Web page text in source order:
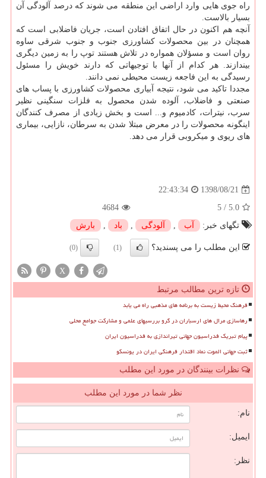
راه جوی هایی وارد اراضی این منطقه می شوند كه درصد آلودگی آن
بسیار بالاست.
آنچه هم اكنون در حال اتفاق افتادن است، جریان فاضلابی است كه
همچنان در بین محصولات كشاورزی جنوب و جنوب شرقی ساوه
روان است و مسؤلان همواره در تلاش هستند توپ را به زمین دیگری
بیندازند. هر كدام از آنها با توجیهاتی كه دارند خویش را مسئول
رسیدگی به این فاجعه زیست محیطی نمی دانند.
مجددا تاكید می شود، نتیجه آبیاری محصولات كشاورزی با پساب های
صنعتی و فاضلاب، آلوده شدن محصول به فلزات سنگینی نظیر
سرب، نیترات، كادمیوم و... است و بخش زیادی از مصرف كنندگان
اینگونه محصولات را در معرض مبتلا شدن به سرطان، نازایی، بیماری
های ریوی و میكروبی قرار می دهد.
1398/08/21
22:43:34
5.0
/
5
4684
تگهای خبر:
آب , آلودگی , باد , بارش
این مطلب را می پسندید؟ (1)
(0)
X
تازه ترین مطالب مرتبط
فرهنگ محیط زیست به برنامه های مذهبی راه می یابد
رهاسازی مرال های ارسباران در گرو بررسیهای علمی و مشارکت جوامع محلی
پیام تبریک فدراسیون جهانی تیراندازی به فدراسیون ایران
ثبت جهانی الموت نماد اقتدار فرهنگی ایران در یونسکو
نظرات بینندگان در مورد این مطلب
نظر شما در مورد این مطلب
نام:
ایمیل:
نظر: